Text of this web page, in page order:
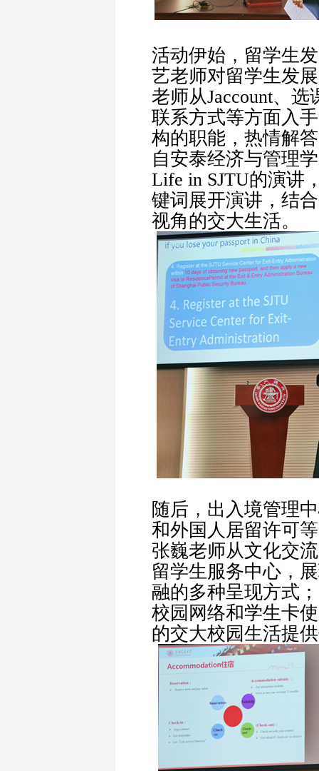
活动伊始，留学生
艺老师对留学生发
老师从Jaccount、选
联系方式等方面入
构的职能，热情解
自安泰经济与管理
Life in SJTU的演讲
键词展开演讲，结
视角的交大生活。
随后，出入境管理
和外国人居留许可
张巍老师从文化交
留学生服务中心，
融的多种呈现方式
校园网络和学生卡
的交大校园生活提